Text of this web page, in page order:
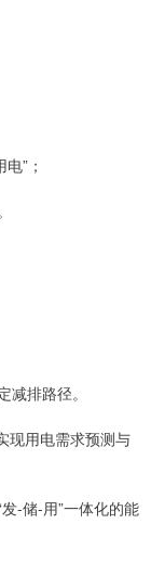
”；
排路径。
现用电需求预测与
-储-用”一体化的能